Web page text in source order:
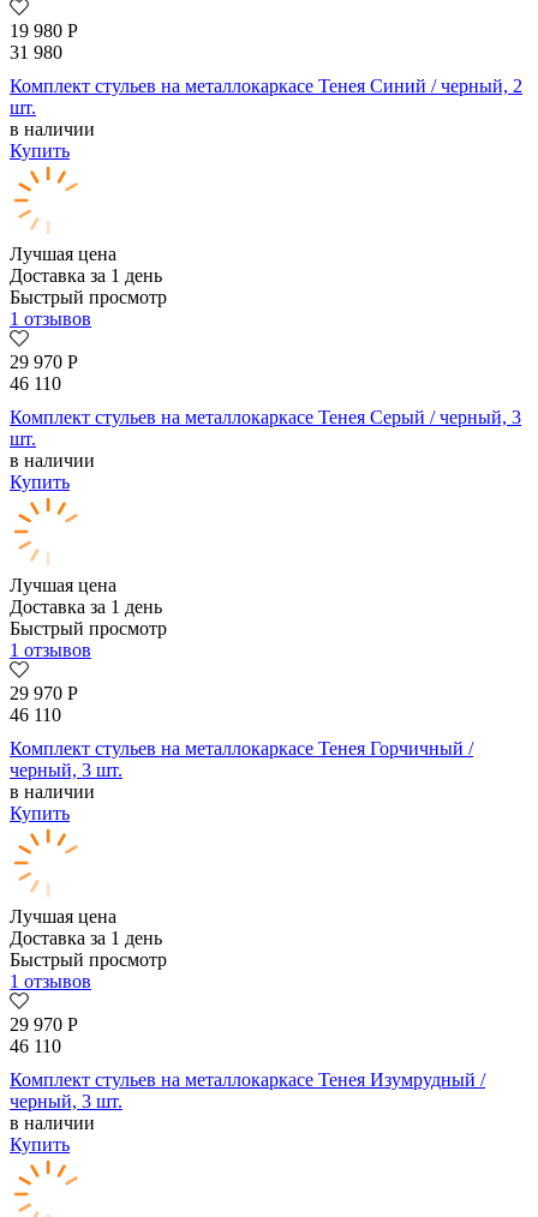
19 980 Р
31 980
Комплект стульев на металлокаркасе Тенея Синий / черный, 2
шт.
в наличии
Купить
Лучшая цена
Доставка за 1 день
Быстрый просмотр
1 отзывов
29 970 Р
46 110
Комплект стульев на металлокаркасе Тенея Серый / черный, 3
шт.
в наличии
Купить
Лучшая цена
Доставка за 1 день
Быстрый просмотр
1 отзывов
29 970 Р
46 110
Комплект стульев на металлокаркасе Тенея Горчичный /
черный, 3 шт.
в наличии
Купить
Лучшая цена
Доставка за 1 день
Быстрый просмотр
1 отзывов
29 970 Р
46 110
Комплект стульев на металлокаркасе Тенея Изумрудный /
черный, 3 шт.
в наличии
Купить